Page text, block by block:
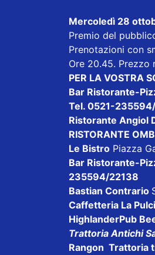
Mercoledì 28
Premio del
Prenotazioni con
Ore 20.45.
PER LA VOSTRA
Bar Ristorante-
Tel. 0521-
Ristorante Angiol
RISTORANTE
Le Bistro Piazza
Bar Ristorante-
235594/22138
Bastian Contrario
Caffetteria La
HighlanderPub
Trattoria Antichi
Rangon Trattoria